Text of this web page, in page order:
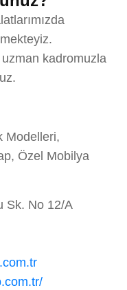
kadromuzla
Modelleri,
Özel Mobilya
Sk. No 12/A